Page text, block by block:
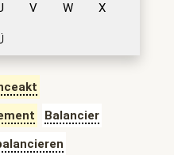
V W X
Balancier